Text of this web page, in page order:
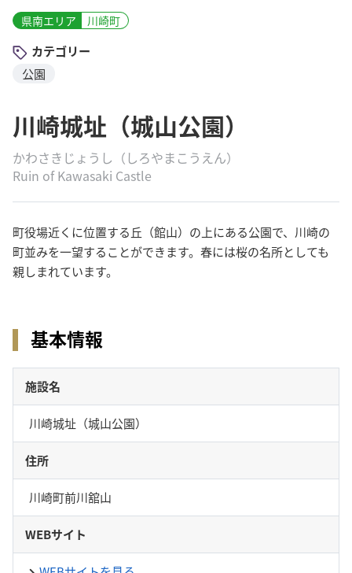
県南エリア 川崎町
カテゴリー
公園
川崎城址（城山公園）
かわさきじょうし（しろやまこうえん）
Ruin of Kawasaki Castle
町役場近くに位置する丘（館山）の上にある公園で、川崎の
町並みを一望することができます。春には桜の名所としても
親しまれています。
基本情報
施設名
川崎城址（城山公園）
住所
川崎町前川舘山
WEBサイト